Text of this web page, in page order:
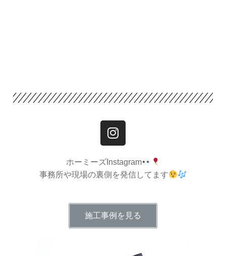
ホーミーズInstagram
事務所や現場の裏側を発信してます
施工事例を見る